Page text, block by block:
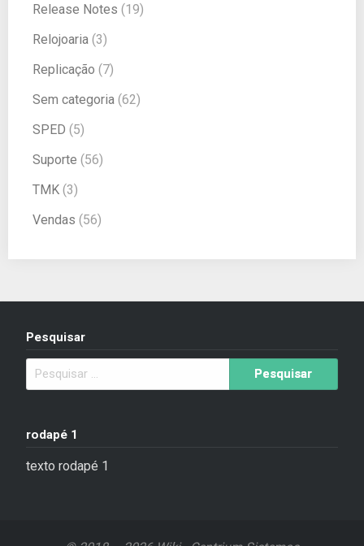
Release Notes (19)
Relojoaria (3)
Replicação (7)
Sem categoria (62)
SPED (5)
Suporte (56)
TMK (3)
Vendas (56)
Pesquisar
rodapé 1
texto rodapé 1